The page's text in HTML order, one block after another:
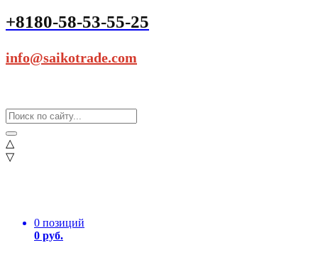
+8180-58-53-55-25
info@saikotrade.com
△
▽
0 позиций
0 руб.